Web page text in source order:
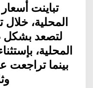
تباينت
المحلية، خلال
لتصعد بشكل
المحلية،
بينما تراجعت